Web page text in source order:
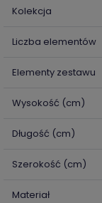
Kolekcja
Liczba elementów
Elementy zestawu
Wysokość (cm)
Długość (cm)
Szerokość (cm)
Materiał